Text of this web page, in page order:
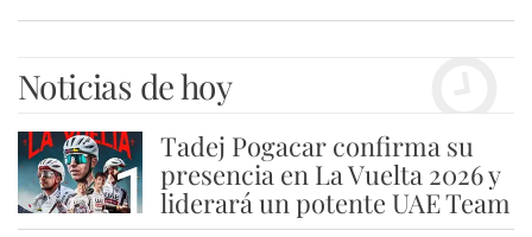
Noticias de hoy
1
Tadej Pogacar confirma su
presencia en La Vuelta 2026 y
liderará un potente UAE Team